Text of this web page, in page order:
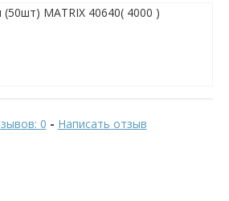
0 - Написать отзыв